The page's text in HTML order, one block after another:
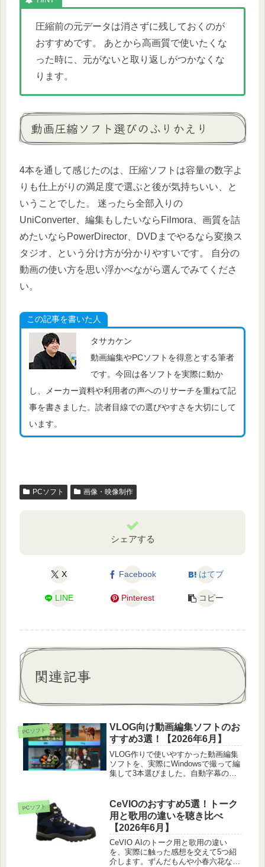
圧縮前の元データは消さずに残しておくのが
おすすめです。 あとから高画質で使いたくな
った時に、元がないと取り返しがつかなくな
ります。
動画圧縮ソフト選びのふりかえり
4本を通して感じたのは、圧縮ソフトは容量の数字よ
りも仕上がりの満足度で選ぶと後が気持ちいい、と
いうことでした。 迷ったら全部入りの
UniConverter、編集もしたいならFilmora、画質を詰
めたいならPowerDirector、DVDまでやるなら変換ス
タジオ、という分け方が分かりやすいです。 自分の
動画の使い方を思い浮かべながら選んでみてくださ
い。
この記事を書いた人
タサカケン
動画編集やPCソフトを得意とする筆者
です。今回は各ソフトを実際に動か
し、メーカー資料や利用者の声へのリサーチを重ねて記
事を書きました。読者目線での選びやすさを大切にして
います。
PCソフト 画像・映像制作
シェアする
X Facebook はてブ
LINE Pinterest コピー
関連記事
PCソフト
VLOG向け動画編集ソフトのお
すすめ3選！【2026年6月】
VLOG作りで使いやすかった動画編集
ソフトを、実際にWindowsで撮って編
集して3本選びました。自動字幕の入
PCソフト
CeVIOのおすすめ5選！トーク
用と歌用の違いを聴き比べ
【2026年6月】
CeVIO AIのトーク用と歌用の違い
を、実際に触った感想を交えて5つ紹
介します。ずんだもんや小春六花など